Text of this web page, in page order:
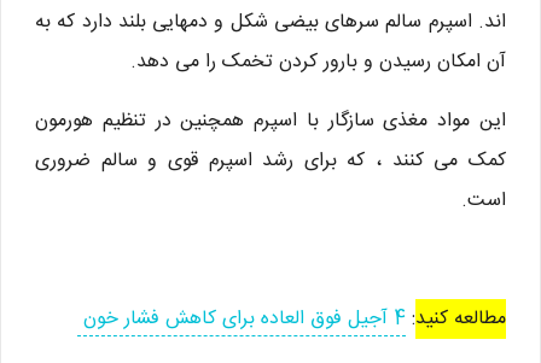
اند. اسپرم سالم سرهای بیضی شکل و دمهایی بلند دارد که به
آن امکان رسیدن و بارور کردن تخمک را می دهد.
این مواد مغذی سازگار با اسپرم همچنین در تنظیم هورمون
کمک می کنند ، که برای رشد اسپرم قوی و سالم ضروری
است.
مطالعه کنید:4 آجیل فوق العاده برای کاهش فشار خون